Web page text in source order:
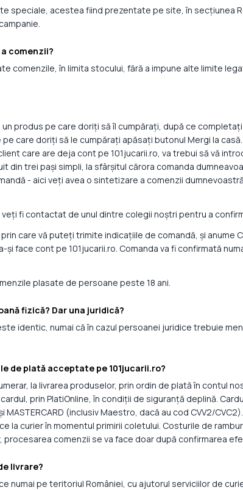
speciale, acestea fiind prezentate pe site, în secțiunea
comenzii?
comenzile, în limita stocului, fără a impune alte limite
produs pe care doriți să îl cumpărați, după ce
care doriți să le cumpărați apăsați butonul Mergi la
care are deja cont pe 101jucarii.ro, va trebui să vă
din trei pași simpli, la sfârșitul cărora comanda
- aici veți avea o sintetizare a comenzii
fi contactat de unul dintre colegii noștri pentru a
care vă puteți trimite indicațiile de comandă, și anume
și face cont pe 101jucarii.ro. Comanda va fi confirmată
plasate de persoane peste 18 ani.
fizică? Dar una juridică?
identic, numai că în cazul persoanei juridice trebuie
de plată acceptate pe 101jucarii.ro?
la livrarea produselor, prin ordin de plată în contul
prin PlatiOnline, în condiții de siguranță deplină.
MASTERCARD (inclusiv Maestro, dacă au cod CVV2/
la curier în momentul primirii coletului. Costurile de
procesarea comenzii se va face doar după confirmarea
livrare?
numai pe teritoriul României, cu ajutorul serviciilor de